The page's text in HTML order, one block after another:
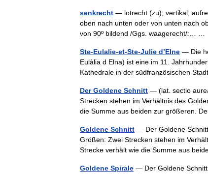
senkrecht — lotrecht (zu); vertikal;
oben nach unten oder von unten nach
von 90º bildend /Ggs. waagerecht/:… …
Ste-Eulalie-et-Ste-Julie d’Elne — Die
Eulàlia d Elna) ist eine im 11.
Kathedrale in der südfranzösischen
Der Goldene Schnitt — (lat. sectio
Strecken stehen im Verhältnis des
die Summe aus beiden zur größeren.
Goldene Schnitt — Der Goldene
Größen: Zwei Strecken stehen im
Strecke verhält wie die Summe aus
Goldene Spirale — Der Goldene